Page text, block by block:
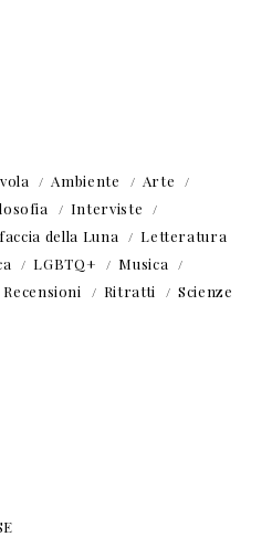
Ambiente
Arte
Interviste
della Luna
Letteratura
LGBTQ+
Musica
Recensioni Ritratti
Scienze